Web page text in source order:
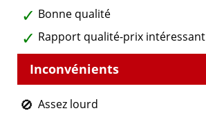
Bonne qualité
Rapport qualité-prix intéressant
Assez lourd